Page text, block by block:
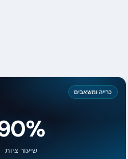
כרייה ומשאבים
שיעור ציות